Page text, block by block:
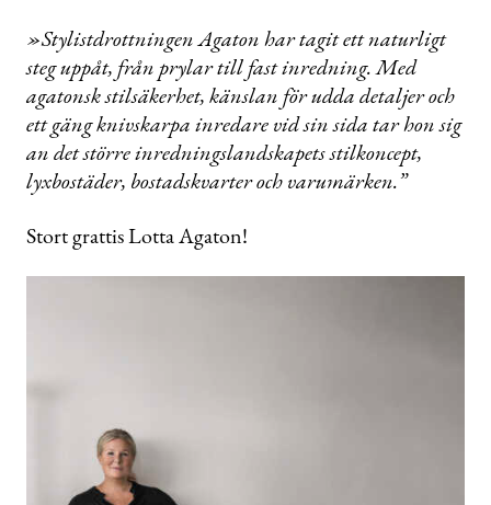
»Stylistdrottningen Agaton har tagit ett naturligt
steg uppåt, från prylar till fast inredning. Med
agatonsk stilsäkerhet, känslan för udda detaljer och
ett gäng knivskarpa inredare vid sin sida tar hon sig
an det större inredningslandskapets stilkoncept,
lyxbostäder, bostadskvarter och varumärken.”
Stort grattis Lotta Agaton!